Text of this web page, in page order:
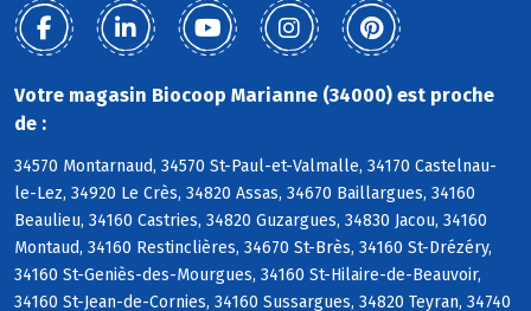
Votre magasin Biocoop Marianne (34000) est proche
de :
34570 Montarnaud, 34570 St-Paul-et-Valmalle, 34170 Castelnau-
le-Lez, 34920 Le Crès, 34820 Assas, 34670 Baillargues, 34160
Beaulieu, 34160 Castries, 34820 Guzargues, 34830 Jacou, 34160
Montaud, 34160 Restinclières, 34670 St-Brès, 34160 St-Drézéry,
34160 St-Geniès-des-Mourgues, 34160 St-Hilaire-de-Beauvoir,
34160 St-Jean-de-Cornies, 34160 Sussargues, 34820 Teyran, 34740